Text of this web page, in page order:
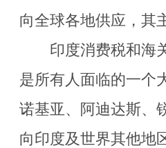
向全球各地供应，其
印度消费税和海关
是所有人面临的一个
诺基亚、阿迪达斯、
向印度及世界其他地